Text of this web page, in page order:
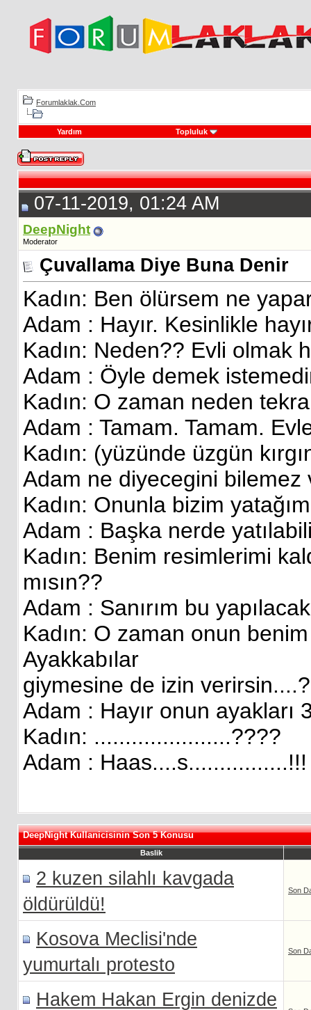
Forumlaklak.Com
Yardım Topluluk
07-11-2019, 01:24 AM
DeepNight
Moderator
Çuvallama Diye Buna Denir
Kadın: Ben ölürsem ne
Adam : Hayır. Kesinlikle
Kadın: Neden?? Evli olmak
Adam : Öyle demek
Kadın: O zaman neden
Adam : Tamam. Tamam.
Kadın: (yüzünde üzgün
Adam ne diyecegini bilemez
Kadın: Onunla bizim
Adam : Başka nerde
Kadın: Benim resimlerimi
mısın??
Adam : Sanırım bu
Kadın: O zaman onun
Ayakkabılar
giymesine de izin
Adam : Hayır onun ayakları
Kadın: ......................????
Adam : Haas....s................!!!
DeepNight Kullanicisinin Son 5 Konusu
Baslik
2 kuzen silahlı kavgada
öldürüldü!
Son
Kosova Meclisi'nde
yumurtalı protesto
Son
Hakem Hakan Ergin denizde